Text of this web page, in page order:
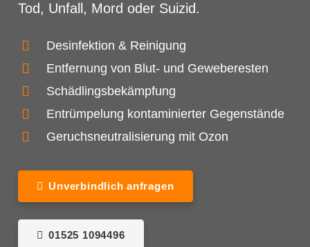
Tod, Unfall, Mord oder Suizid.
Desinfektion & Reinigung
Entfernung von Blut- und Geweberesten
Schädlingsbekämpfung
Entrümpelung kontaminierter Gegenstände
Geruchsneutralisierung mit Ozon
Unverbindlich anfragen
01525 1094496